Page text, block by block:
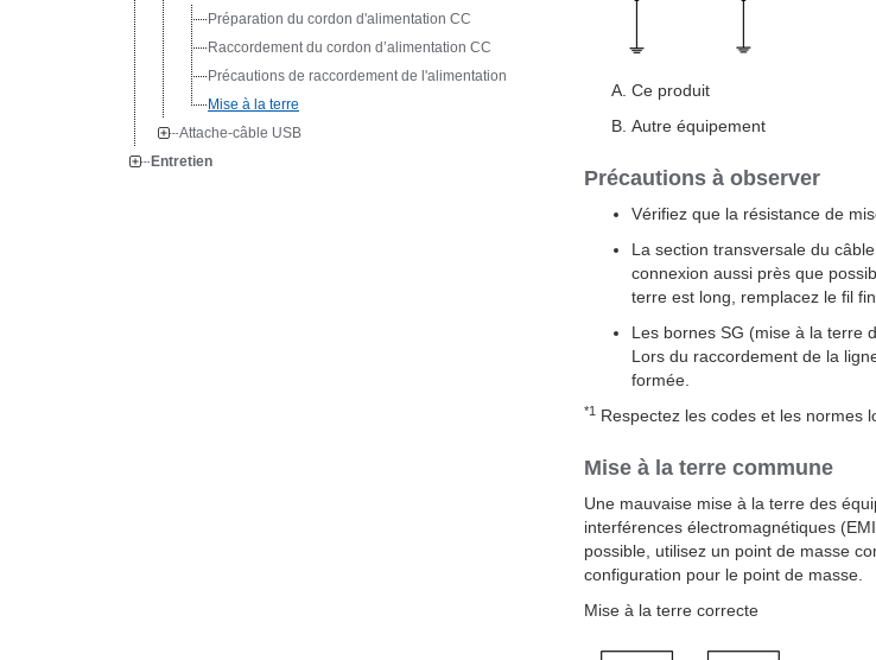
Préparation du cordon d'alimentation CC
Raccordement du cordon d’alimentation CC
Précautions de raccordement de l'alimentation
Mise à la terre
Attache-câble USB
Entretien
Ce produit
Autre équipement
Précautions à observer
Vérifiez que la résistance de
La section transversale du
connexion aussi près que
terre est long, remplacez le fil
Les bornes SG (mise à la terre
Lors du raccordement de la
formée.
*1 Respectez les codes et les normes
Mise à la terre commune
Une mauvaise mise à la terre des
interférences électromagnétiques
possible, utilisez un point de masse
configuration pour le point de masse.
Mise à la terre correcte